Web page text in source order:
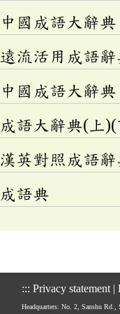
中國成語大辭典
遠流活用成語辭
中國成語大辭典
成語大辭典(上)(
漢英對照成語辭
成語典
::: Privacy statement |
Headquarters: No. 2, Sanshu